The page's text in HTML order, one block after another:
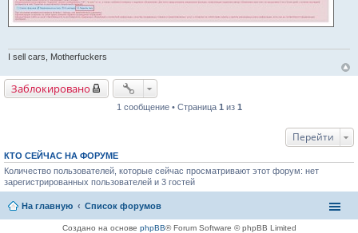
I sell cars, Motherfuckers
Заблокировано
1 сообщение • Страница 1 из 1
Перейти
КТО СЕЙЧАС НА ФОРУМЕ
Количество пользователей, которые сейчас просматривают этот форум: нет
зарегистрированных пользователей и 3 гостей
На главную Список форумов
Создано на основе phpBB® Forum Software © phpBB Limited